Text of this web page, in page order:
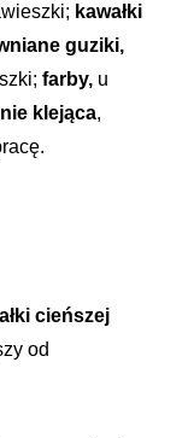
kawałki
guziki,
farby, u
klejąca,
cieńszej
od